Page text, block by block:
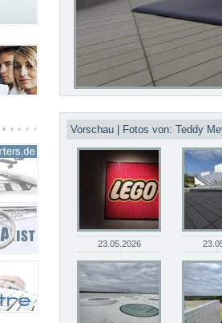
Vorschau | Fotos von: Teddy
23.05.2026